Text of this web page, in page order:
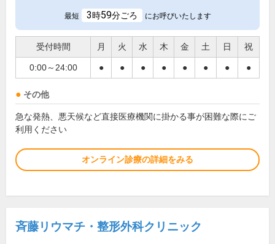
最短 3時59分ごろ にお呼びいたします
受付時間 月 火 水 木 金 土 日 祝
0:00～24:00 ● ● ● ● ● ● ● ●
その他
急な発熱、悪天候など直接医療機関に掛かる事が困難な際にご
利用ください
オンライン診療の詳細をみる
斉藤リウマチ・整形外科クリニック